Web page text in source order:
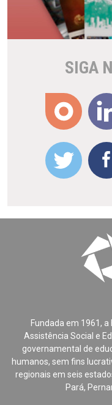
SIGA
Fundada em 1961, a
Assistência Social e
governamental de
humanos, sem fins
regionais em seis
Pará,